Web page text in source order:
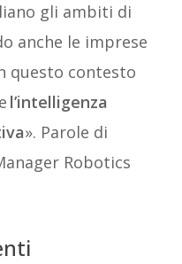
gli ambiti di
anche le imprese
questo contesto
l’intelligenza
». Parole di
Robotics